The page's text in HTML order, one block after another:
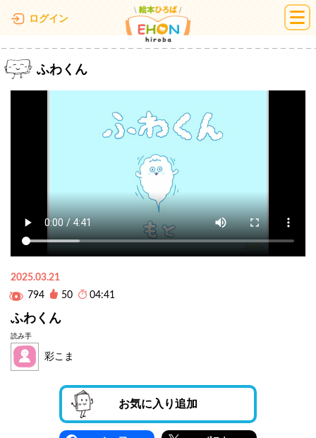
ログイン 絵本ひろば
ふわくん
2025.03.21
794
50 04:41
ふわくん
読み手
彩こま
お気に入り追加